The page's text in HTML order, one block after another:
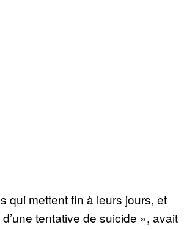
qui mettent fin à leurs jours, et
tentative de suicide », avait